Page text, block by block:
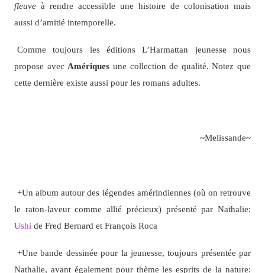
fleuveà rendre accessible une histoire de colonisation mais
aussi d’amitié intemporelle.
Comme toujours les éditions L’Harmattan jeunesse nous
propose avecAmériques une collection de qualité. Notez que
cette dernière existe aussi pour les romans adultes.
~Melissande~
+Un album autour des légendes amérindiennes (où on retrouve
le raton-laveur comme allié précieux) présenté par Nathalie:
Ushi de Fred Bernard et François Roca
+Une bande dessinée pour la jeunesse, toujours présentée par
Nathalie, ayant également pour thème les esprits de la nature: